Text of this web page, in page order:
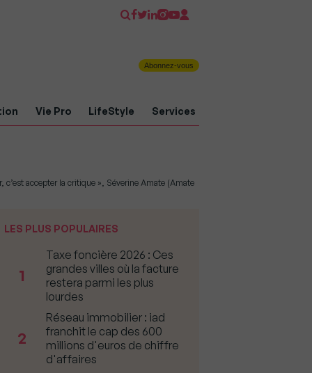
Abonnez-vous
Vie Pro LifeStyle Services
c’est accepter la critique », Séverine Amate (Amate
LES PLUS POPULAIRES
1
Taxe foncière 2026 : Ces
grandes villes où la facture
restera parmi les plus
lourdes
2
Réseau immobilier : iad
franchit le cap des 600
millions d'euros de chiffre
d'affaires